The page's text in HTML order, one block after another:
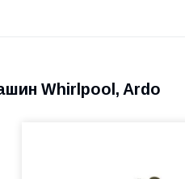
Whirlpool, Ardo